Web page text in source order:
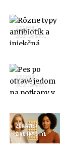
ZDRAVIE /
ŽIVOTNÝ ŠTÝL
ZDRAVIE /
ŽIVOTNÝ ŠTÝL
ZDRAVIE /
ŽIVOTNÝ ŠTÝL